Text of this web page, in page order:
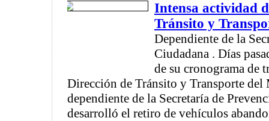
Intensa actividad
Tránsito y
Dependiente de la
Ciudadana . Días
de su cronograma de
Dirección de Tránsito y Transporte
dependiente de la Secretaría de
desarrolló el retiro de vehículos